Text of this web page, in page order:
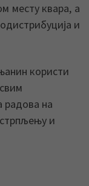
месту квара, а
и
користи
радова на
и